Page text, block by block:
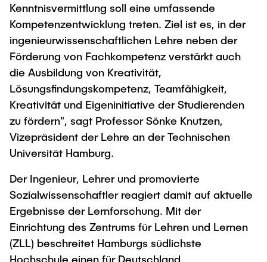
Lehre im europäischen Verbund (ECIU)
WorkINGLab / Makerspace
Institute im Überblick
Kenntnisvermittlung soll eine umfassende
Kompetenzentwicklung treten. Ziel ist es, in der
ingenieurwissenschaftlichen Lehre neben der
Förderung von Fachkompetenz verstärkt auch
die Ausbildung von Kreativität,
Lösungsfindungskompetenz, Teamfähigkeit,
Kreativität und Eigeninitiative der Studierenden
zu fördern", sagt Professor Sönke Knutzen,
Vizepräsident der Lehre an der Technischen
Universität Hamburg.
Der Ingenieur, Lehrer und promovierte
Sozialwissenschaftler reagiert damit auf aktuelle
Ergebnisse der Lernforschung. Mit der
Einrichtung des Zentrums für Lehren und Lernen
(ZLL) beschreitet Hamburgs südlichste
Hochschule einen für Deutschland